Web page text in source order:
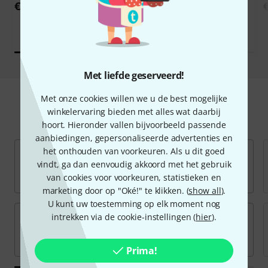
Met liefde geserveerd!
Met onze cookies willen we u de best mogelijke
winkelervaring bieden met alles wat daarbij
hoort. Hieronder vallen bijvoorbeeld passende
aanbiedingen, gepersonaliseerde advertenties en
het onthouden van voorkeuren. Als u dit goed
vindt, ga dan eenvoudig akkoord met het gebruik
van cookies voor voorkeuren, statistieken en
marketing door op "Oké!" te klikken. (show all).
U kunt uw toestemming op elk moment nog
intrekken via de cookie-instellingen (hier).
Prima!
€ 565 € 435
mobiele recorder vinden